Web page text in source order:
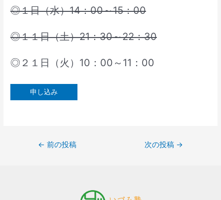
◎１日（水）14：00～15：00
◎１１日（土）21：30～22：30
◎２１日（火）10：00～11：00
申し込み
← 前の投稿 次の投稿 →